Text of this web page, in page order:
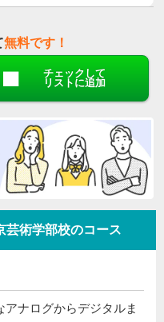
無料です！
チェックして
リストに追加
芸術学部校のコース
ナログからデジタルま